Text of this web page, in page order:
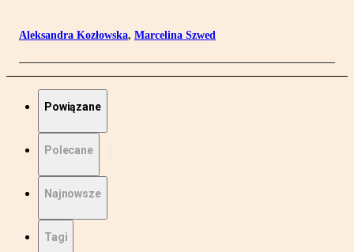
Aleksandra Kozłowska, Marcelina Szwed
Powiązane
Polecane
Najnowsze
Tagi